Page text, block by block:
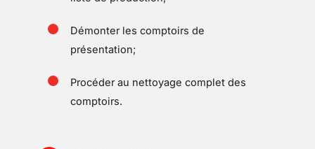
Démonter les comptoirs de
présentation;
Procéder au nettoyage complet des
comptoirs.